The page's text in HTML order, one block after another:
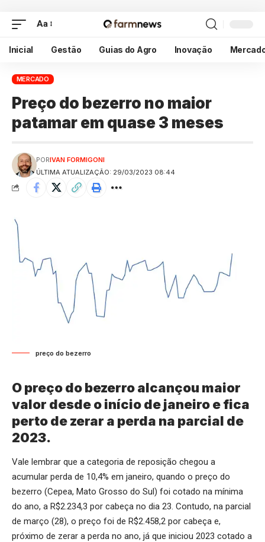
Aa
Inicial Gestão Guias do Agro Inovação
MERCADO
Preço do bezerro no maior
patamar em quase 3 meses
ÚLTIMA ATUALIZAÇÃO: 29/03/2023 08:44
PORIVAN FORMIGONI
preço do bezerro
O preço do bezerro alcançou maior
valor desde o início de janeiro e fica
perto de zerar a perda na parcial de
2023.
Vale lembrar que a categoria de reposição chegou a
acumular perda de 10,4% em janeiro, quando o preço do
bezerro (Cepea, Mato Grosso do Sul) foi cotado na mínima
do ano, a R$2.234,3 por cabeça no dia 23. Contudo, na parcial
de março (28), o preço foi de R$2.458,2 por cabeça e,
próximo de zerar a perda no ano, já que iniciou 2023 cotado a